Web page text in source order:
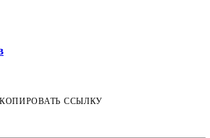
КОПИРОВАТЬ ССЫЛКУ